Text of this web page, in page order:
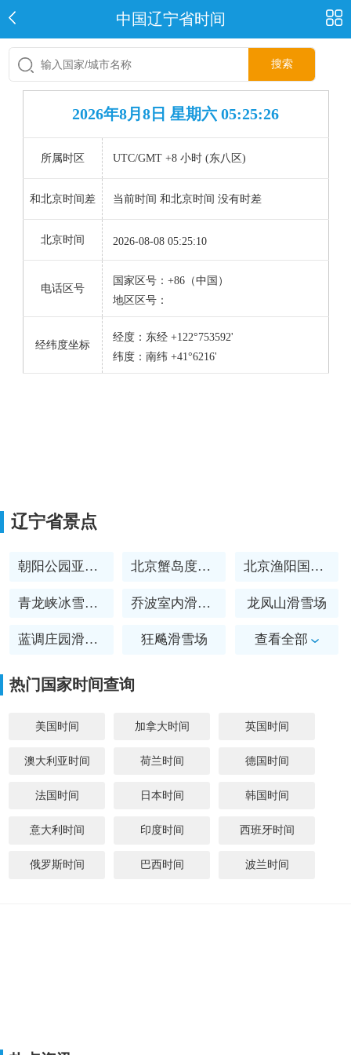
中国辽宁省时间
搜索
2026年8月8日 星期六 05:25:26
所属时区 UTC/GMT +8 小时 (东八区)
和北京时间差 当前时间 和北京时间 没有时差
北京时间 2026-08-08 05:25:10
电话区号
国家区号：+86（中国）
地区区号：
经纬度坐标
经度：东经 +122°753592'
纬度：南纬 +41°6216'
辽宁省景点
朝阳公园亚布罗尼滑雪场 北京蟹岛度假村滑雪场 北京渔阳国际滑雪场
青龙峡冰雪大世界 乔波室内滑雪馆 龙凤山滑雪场
蓝调庄园滑雪场 狂飚滑雪场 查看全部
静之湖滑雪场
热门国家时间查询
美国时间 加拿大时间 英国时间
澳大利亚时间 荷兰时间 德国时间
法国时间 日本时间 韩国时间
意大利时间 印度时间 西班牙时间
俄罗斯时间 巴西时间 波兰时间